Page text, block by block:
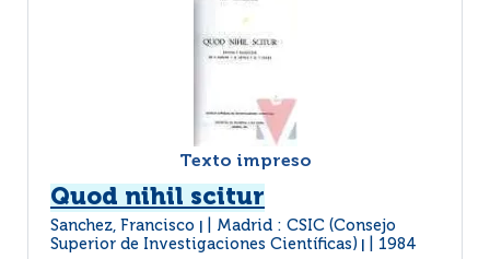
Texto impreso
Quod nihil scitur
Sanchez, Francisco
Madrid : CSIC (Consejo
Superior de Investigaciones Científicas)
1984